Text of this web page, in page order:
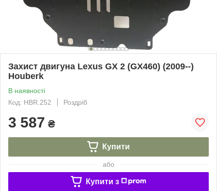
Захист двигуна Lexus GX 2 (GX460) (2009--)
Houberk
В наявності
Код: HBR.252
Роздріб
3 587 ₴
Купити
або
Купити з